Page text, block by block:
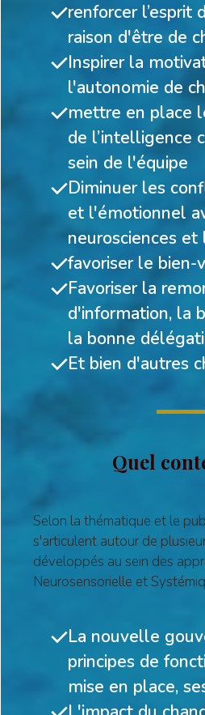
renforcer l’esprit
raison d'être de
Inspirer la
l'autonomie de
mettre en place
de l’intelligence
sein de l'équipe
Diminuer les
et l'émotionnel
neurosciences
favoriser le bien-
Favoriser la
d'information, la
la bonne
Et bien d'autres
Quel
Selon la thématique et le
s'articulent autour de
développés au sein des
Neurosensorielle et
La nouvelle
principes de
mise en place,